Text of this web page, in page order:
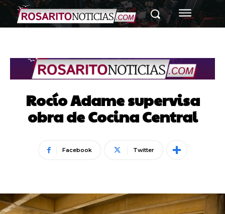
Rocío Adame supervisa
obra de Cocina Central
Facebook Twitter